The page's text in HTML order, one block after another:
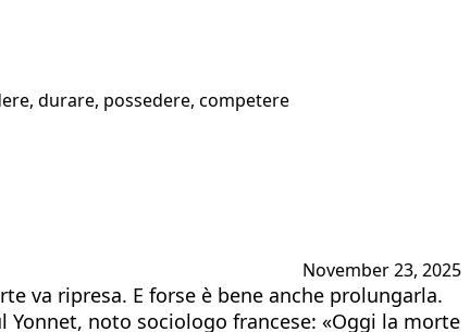
durare, possedere, competere
November 23, 2025
va ripresa. E forse è bene anche prolungarla.
noto sociologo francese: «Oggi la morte